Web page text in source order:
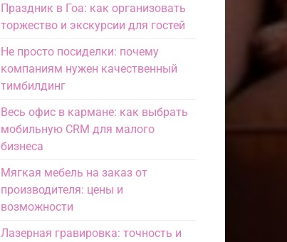
Праздник в Гоа: как организовать
торжество и экскурсии для гостей
Не просто посиделки: почему
компаниям нужен качественный
тимбилдинг
Весь офис в кармане: как выбрать
мобильную CRM для малого
бизнеса
Мягкая мебель на заказ от
производителя: цены и
возможности
Лазерная гравировка: точность и